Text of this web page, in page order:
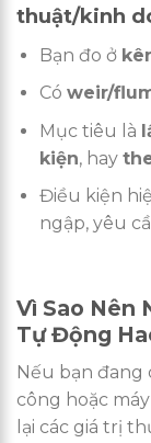
thuật/kinh
Bạn đo ở
Có weir/
Mục tiêu là
kiện, hay
Điều kiện
ngập, yêu
Vì Sao Nên
Tự Động
Nếu bạn
công hoặc
lại các giá trị